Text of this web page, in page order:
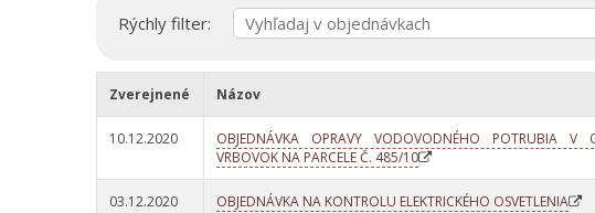
Rýchly filter:
Zverejnené Názov
10.12.2020
OBJEDNÁVKA OPRAVY VODOVODNÉHO POTRUBIA V
VRBOVOK NA PARCELE Č. 485/10
03.12.2020 OBJEDNÁVKA NA KONTROLU ELEKTRICKÉHO OSVETLENIA